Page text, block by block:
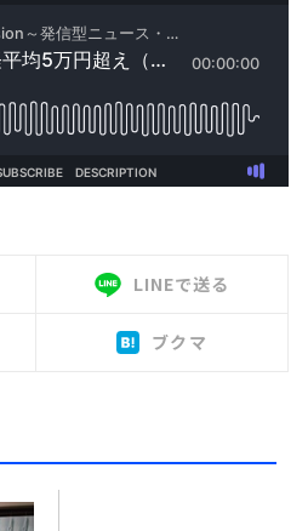
LINEで送る
ブクマ